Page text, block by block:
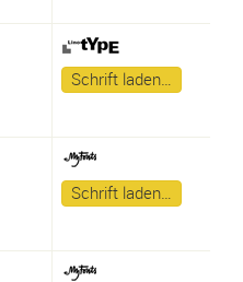
Schrift laden…
Schrift laden…